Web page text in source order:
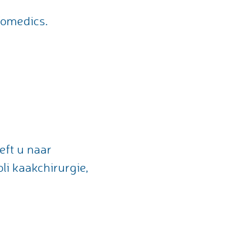
u naar
kaakchirurgie,